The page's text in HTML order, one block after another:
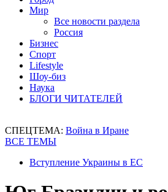
Мир
Все новости раздела
Россия
Бизнес
Спорт
Lifestyle
Шоу-биз
Наука
БЛОГИ ЧИТАТЕЛЕЙ
СПЕЦТЕМА: Война в Иране
ВСЕ ТЕМЫ
Вступление Украины в ЕС